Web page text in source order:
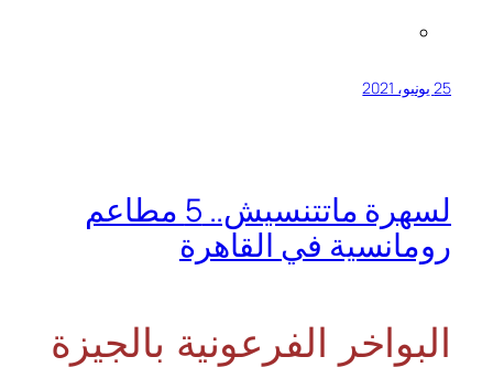
25 يونيو، 2021
لسهرة ماتتنسيش.. 5 مطاعم
رومانسية في القاهرة
البواخر الفرعونية بالجيزة